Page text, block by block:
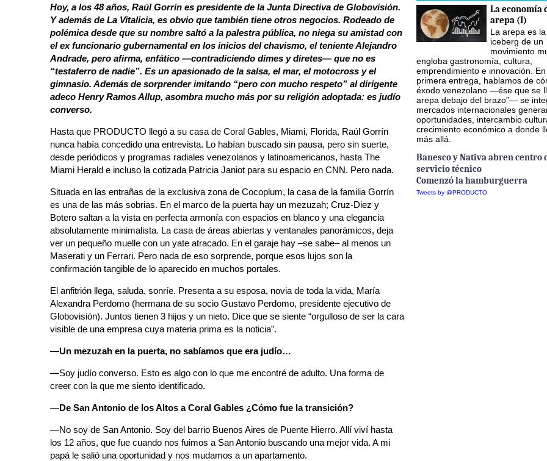
Hoy, a los 48 años, Raúl Gorrín es presidente de la Junta Directiva de Globovisión.
Y además de La Vitalicia, es obvio que también tiene otros negocios. Rodeado de
polémica desde que su nombre saltó a la palestra pública, no niega su amistad con
el ex funcionario gubernamental en los inicios del chavismo, el teniente Alejandro
Andrade, pero afirma, enfático —contradiciendo dimes y diretes— que no es
“testaferro de nadie”. Es un apasionado de la salsa, el mar, el motocross y el
gimnasio. Además de sorprender imitando “pero con mucho respeto” al dirigente
adeco Henry Ramos Allup, asombra mucho más por su religión adoptada: es judío
converso.
Hasta que PRODUCTO llegó a su casa de Coral Gables, Miami, Florida, Raúl Gorrín
nunca había concedido una entrevista. Lo habían buscado sin pausa, pero sin suerte,
desde periódicos y programas radiales venezolanos y latinoamericanos, hasta The
Miami Herald e incluso la cotizada Patricia Janiot para su espacio en CNN. Pero nada.
Situada en las entrañas de la exclusiva zona de Cocoplum, la casa de la familia Gorrín
es una de las más sobrias. En el marco de la puerta hay un mezuzah; Cruz-Diez y
Botero saltan a la vista en perfecta armonía con espacios en blanco y una elegancia
absolutamente minimalista. La casa de áreas abiertas y ventanales panorámicos, deja
ver un pequeño muelle con un yate atracado. En el garaje hay –se sabe– al menos un
Maserati y un Ferrari. Pero nada de eso sorprende, porque esos lujos son la
confirmación tangible de lo aparecido en muchos portales.
El anfitrión llega, saluda, sonríe. Presenta a su esposa, novia de toda la vida, María
Alexandra Perdomo (hermana de su socio Gustavo Perdomo, presidente ejecutivo de
Globovisión). Juntos tienen 3 hijos y un nieto. Dice que se siente “orgulloso de ser la cara
visible de una empresa cuya materia prima es la noticia”.
—Un mezuzah en la puerta, no sabíamos que era judío…
—Soy judío converso. Esto es algo con lo que me encontré de adulto. Una forma de
creer con la que me siento identificado.
—De San Antonio de los Altos a Coral Gables ¿Cómo fue la transición?
—No soy de San Antonio. Soy del barrio Buenos Aires de Puente Hierro. Allí viví hasta
los 12 años, que fue cuando nos fuimos a San Antonio buscando una mejor vida. A mi
papá le salió una oportunidad y nos mudamos a un apartamento.
La economía
arepa (I)
La arepa es
iceberg de un
movimiento
engloba gastronomía, cultura,
emprendimiento e innovación.
primera entrega, hablamos de
éxodo venezolano —ése que se
arepa debajo del brazo”— se
mercados internacionales
oportunidades, intercambio
crecimiento económico a donde
más allá.
Banesco y Nativa abren centro
servicio técnico
Comenzó la hamburguerra
Tweets by @PRODUCTO